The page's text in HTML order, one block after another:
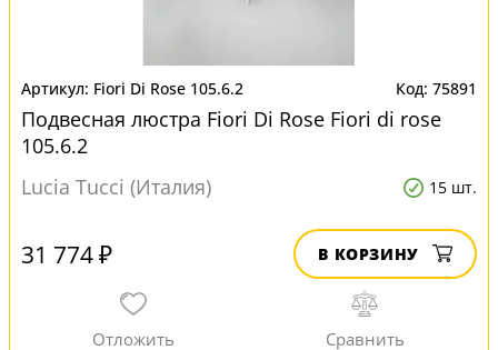
Fiori Di Rose 105.6.2 75891
Подвесная люстра Fiori Di Rose Fiori di rose
105.6.2
Lucia Tucci (Италия)
15 шт.
31 774 ₽ В КОРЗИНУ